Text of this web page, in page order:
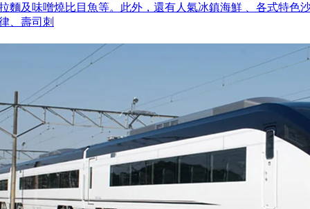
麵及味噌燒比目魚等。此外，還有人氣冰鎮海鮮 、各式特色
、壽司刺